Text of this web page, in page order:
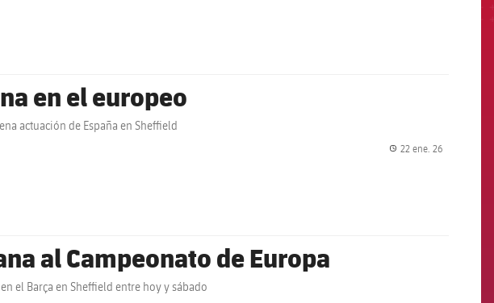
en el europeo
actuación de España en Sheffield
22 ene. 26
al Campeonato de Europa
el Barça en Sheffield entre hoy y sábado